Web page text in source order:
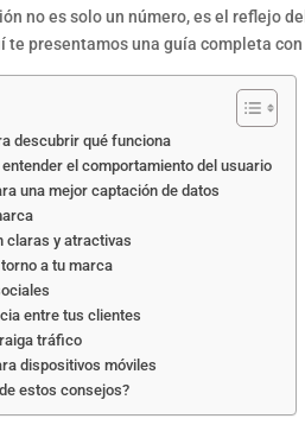
no es solo un número, es el reflejo
te presentamos una guía completa
descubrir qué funciona
el comportamiento del usuario
una mejor captación de datos
claras y atractivas
a tu marca
entre tus clientes
tráfico
dispositivos móviles
estos consejos?